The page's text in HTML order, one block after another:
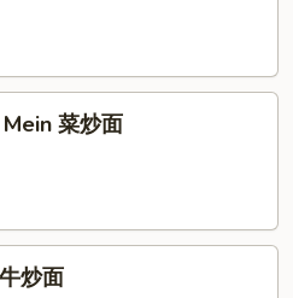
菜炒面
炒面